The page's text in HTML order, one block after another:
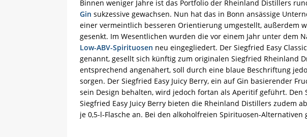
Binnen weniger Jahre ist das Portfolio der Rheinland Distillers
Gin sukzessive gewachsen. Nun hat das in Bonn ansässige
einer vermeintlich besseren Orientierung umgestellt, außerdem
gesenkt. Im Wesentlichen wurden die vor einem Jahr unter dem
Low-ABV-Spirituosen neu eingegliedert. Der Siegfried Easy
genannt, gesellt sich künftig zum originalen Siegfried Rheinland
entsprechend angenähert, soll durch eine blaue Beschriftung
sorgen. Der Siegfried Easy Juicy Berry, ein auf Gin basierender
sein Design behalten, wird jedoch fortan als Aperitif geführt. Den
Siegfried Easy Juicy Berry bieten die Rheinland Distillers zudem
je 0,5-l-Flasche an. Bei den alkoholfreien Spirituosen-Alternativen